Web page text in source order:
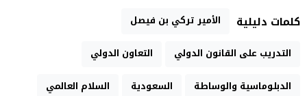
كلمات دليلية
الأمير تركي بن فيصل
التدريب على القانون الدولي
التعاون الدولي
الدبلوماسية والوساطة
السعودية
السلام العالمي